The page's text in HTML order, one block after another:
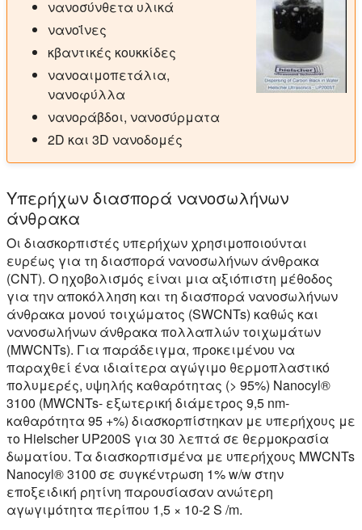
νανοσύνθετα υλικά
νανοΐνες
κβαντικές κουκκίδες
νανοαιμοπετάλια,
νανοφύλλα
νανοράβδοι, νανοσύρματα
2D και 3D νανοδομές
Υπερήχων διασπορά νανοσωλήνων
άνθρακα
Οι διασκορπιστές υπερήχων χρησιμοποιούνται
ευρέως για τη διασπορά νανοσωλήνων άνθρακα
(CNT). Ο ηχοβολισμός είναι μια αξιόπιστη μέθοδος
για την αποκόλληση και τη διασπορά νανοσωλήνων
άνθρακα μονού τοιχώματος (SWCNTs) καθώς και
νανοσωλήνων άνθρακα πολλαπλών τοιχωμάτων
(MWCNTs). Για παράδειγμα, προκειμένου να
παραχθεί ένα ιδιαίτερα αγώγιμο θερμοπλαστικό
πολυμερές, υψηλής καθαρότητας (> 95%) Nanocyl®
3100 (MWCNTs- εξωτερική διάμετρος 9,5 nm-
καθαρότητα 95 +%) διασκορπίστηκαν με υπερήχους με
το Hielscher UP200S για 30 λεπτά σε θερμοκρασία
δωματίου. Τα διασκορπισμένα με υπερήχους MWCNTs
Nanocyl® 3100 σε συγκέντρωση 1% w/w στην
εποξειδική ρητίνη παρουσίασαν ανώτερη
αγωγιμότητα περίπου 1,5 × 10-2 S /m.